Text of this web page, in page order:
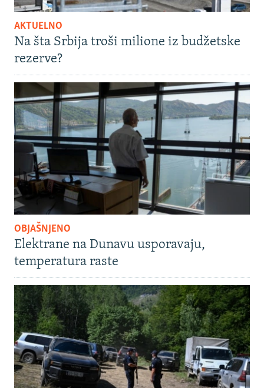
AKTUELNO
Na šta Srbija troši milione iz budžetske
rezerve?
OBJAŠNJENO
Elektrane na Dunavu usporavaju,
temperatura raste